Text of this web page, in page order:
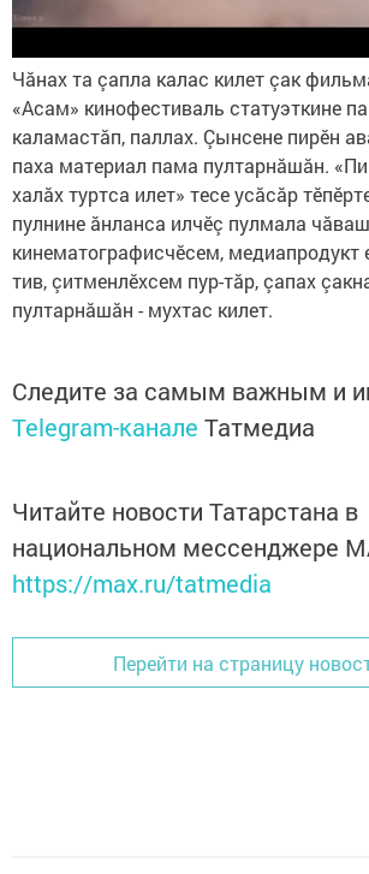
Чăнах та çапла калас килет çак
«Асам» кинофестиваль статуэткине
каламастăп, паллах. Çынсене пирӗн
паха материал пама пултарнăшăн.
халăх туртса илет» тесе усăсăр
пулнине ăнланса илчӗç пулмала
кинематографисчӗсем, медиапродукт
тив, çитменлӗхсем пур-тăр, çапах
пултарнăшăн - мухтас килет.
Следите за самым важным и
Telegram-канале Татмедиа
Читайте новости Татарстана в
национальном мессенджере
https://max.ru/tatmedia
Перейти на страницу